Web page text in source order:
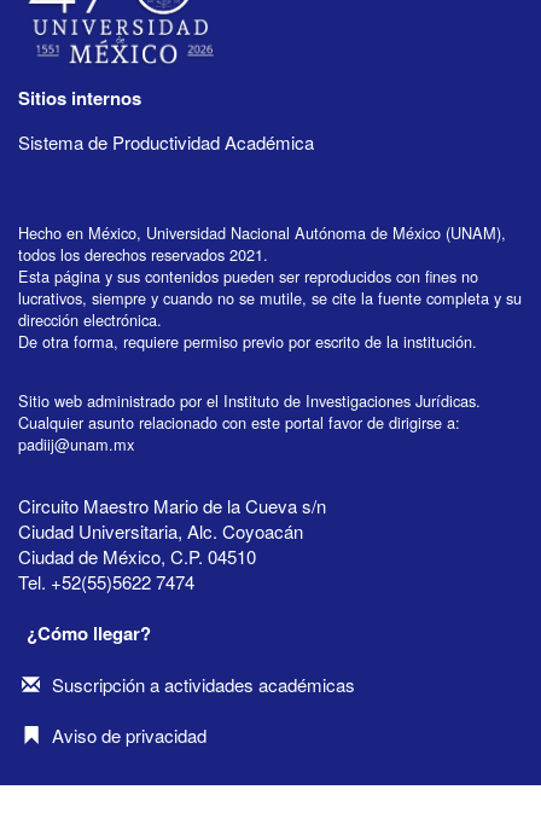
Sitios internos
Sistema de Productividad Académica
Hecho en México, Universidad Nacional Autónoma de México (UNAM),
todos los derechos reservados 2021.
Esta página y sus contenidos pueden ser reproducidos con fines no
lucrativos, siempre y cuando no se mutile, se cite la fuente completa y su
dirección electrónica.
De otra forma, requiere permiso previo por escrito de la institución.
Sitio web administrado por el Instituto de Investigaciones Jurídicas.
Cualquier asunto relacionado con este portal favor de dirigirse a:
padiij@unam.mx
Circuito Maestro Mario de la Cueva s/n
Ciudad Universitaria, Alc. Coyoacán
Ciudad de México, C.P. 04510
Tel. +52(55)5622 7474
¿Cómo llegar?
Suscripción a actividades académicas
Aviso de privacidad